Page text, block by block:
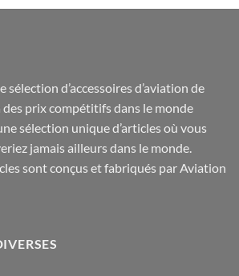
peuvent
choisies
sur
la
page
sélection d’accessoires d’aviation de
prix compétitifs dans le monde
sélection unique d’articles où vous
jamais ailleurs dans le monde.
sont conçus et fabriqués par Aviation